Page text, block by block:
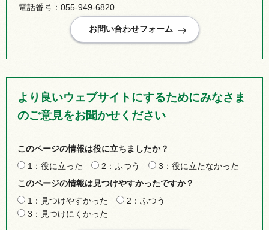
電話番号：055-949-6820
より良いウェブサイトにするためにみなさま
のご意見をお聞かせください
このページの情報は役に立ちましたか？
1：役に立った
2：ふつう
3：役に立たなかった
このページの情報は見つけやすかったですか？
1：見つけやすかった
2：ふつう
3：見つけにくかった